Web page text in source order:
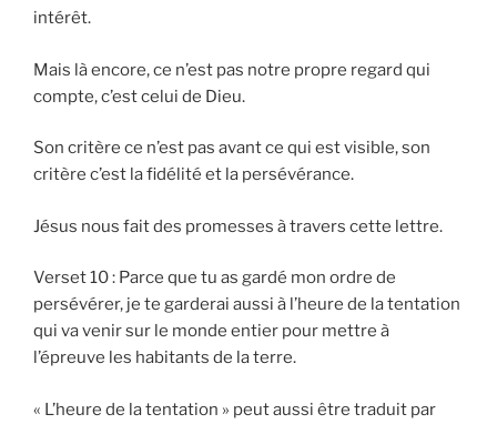
intérêt.
Mais là encore, ce n’est pas notre propre regard qui
compte, c’est celui de Dieu.
Son critère ce n’est pas avant ce qui est visible, son
critère c’est la fidélité et la persévérance.
Jésus nous fait des promesses à travers cette lettre.
Verset 10 : Parce que tu as gardé mon ordre de
persévérer, je te garderai aussi à l’heure de la tentation
qui va venir sur le monde entier pour mettre à
l’épreuve les habitants de la terre.
« L’heure de la tentation » peut aussi être traduit par